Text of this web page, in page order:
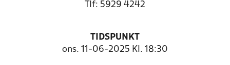
Tlf: 5929 4242
TIDSPUNKT
ons. 11-06-2025 Kl. 18:30